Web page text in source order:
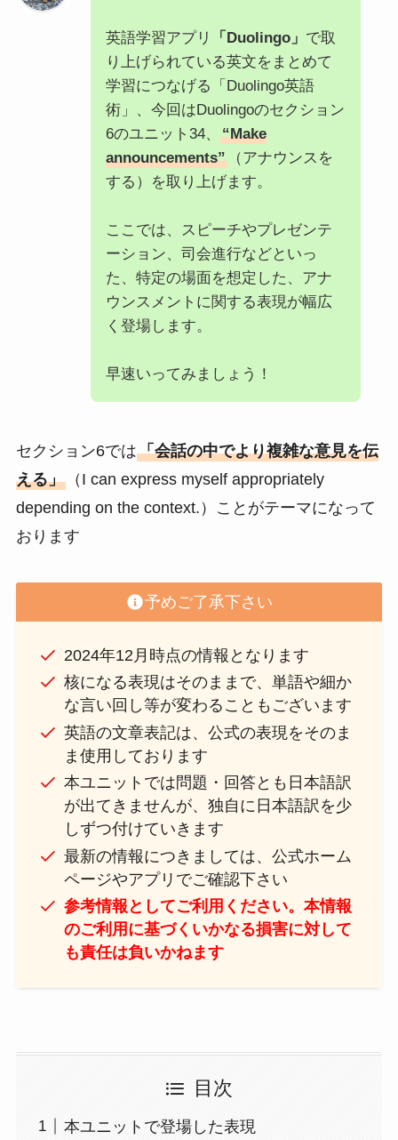
英語学習アプリ 「Duolingo」 で取
り上げられている英文をまとめて
学習につなげる「Duolingo英語
術」、今回はDuolingoのセクション
6のユニット34、
“Make
announcements”（アナウンスを
する）を取り上げます。
ここでは、スピーチやプレゼンテ
ーション、司会進行などといっ
た、特定の場面を想定した、アナ
ウンスメントに関する表現が幅広
く登場します。
早速いってみましょう！
セクション6では「会話の中でより複雑な意見を伝
える」（I can express myself appropriately
depending on the context.）ことがテーマになって
おります
予めご了承下さい
2024年12月時点の情報となります
核になる表現はそのままで、単語や細か
な言い回し等が変わることもございます
英語の文章表記は、公式の表現をそのま
ま使用しております
本ユニットでは問題・回答とも日本語訳
が出てきませんが、独自に日本語訳を少
しずつ付けていきます
最新の情報につきましては、公式ホーム
ページやアプリでご確認下さい
参考情報としてご利用ください。本情報
のご利用に基づくいかなる損害に対して
も責任は負いかねます
目次
本ユニットで登場した表現